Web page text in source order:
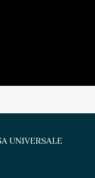
UNIVERSALE